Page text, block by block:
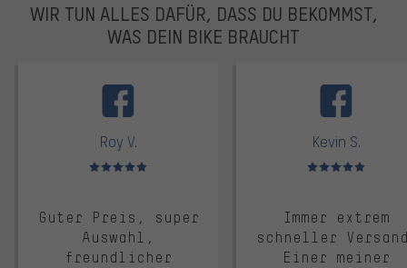
WIR TUN ALLES DAFÜR, DASS DU BEKOMMST,
WAS DEIN BIKE BRAUCHT
Roy V.
Bewertungen: 5 von 5
Guter Preis, super
Auswahl,
freundlicher
Kevin S.
Bewertungen: 5 von 5
Immer extrem
schneller
Einer meiner